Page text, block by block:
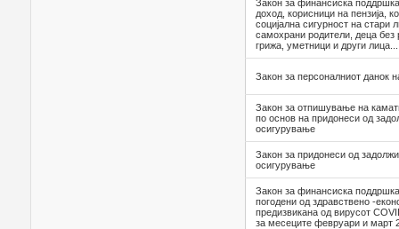
Закон за финансиска
доход, корисници на пензија,
социјална сигурност на стари
самохрани родители, деца без
грижа, уметници и други лица...
Закон за персоналниот данок
Закон за отпишување на
по основ на придонеси од
осигурување
Закон за придонеси од
осигурување
Закон за финансиска
погодени од здравствено -
предизвикана од вирусот
за месеците февруари и март